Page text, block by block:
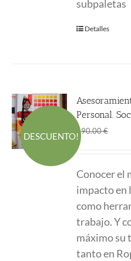
subpaletas
Detalles
DESCUENTO!
Personal.
190.00€
era:
Conocer el
impacto en
como
trabajo. Y
máximo su
tanto en